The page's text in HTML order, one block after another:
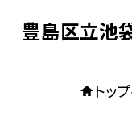
豊島区立池
トッ